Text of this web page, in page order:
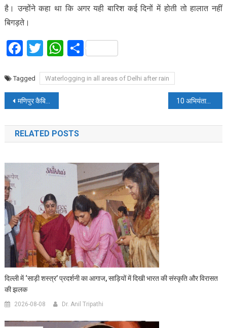
है। उन्होंने कहा था कि अगर यही बारिश कई दिनों में होती तो हालात नहीं
बिगड़ते।
Facebook
TwitterWhatsApp
Share
Tagged Waterlogging in all areas of Delhi after rain
Post
navigation
मणिपुर कैबिनेट ने राज्यपाल से विस सत्र बुलाने की सिफारिश की 10 अभियंताओं की जांच टीम ने दो पुलों की गुणवत्ता पर लगाया प्रश्नचिन्ह: चलने पर लग रहे झटके
RELATED POSTS
दिल्ली में ‘साड़ी शस्त्र’ प्रदर्शनी का आगाज, साड़ियों में दिखी भारत की संस्कृति और विरासत
की झलक
2026-08-08 Dr. Anil Tripathi